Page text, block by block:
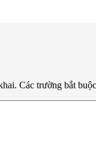
Các trường bắt